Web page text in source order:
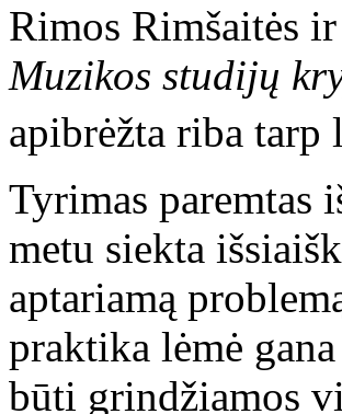
Rimos Rimšaitės
Muzikos studijų
apibrėžta riba tarp
Tyrimas paremtas
metu siekta
aptariamą
praktika lėmė
būti grindžiamos